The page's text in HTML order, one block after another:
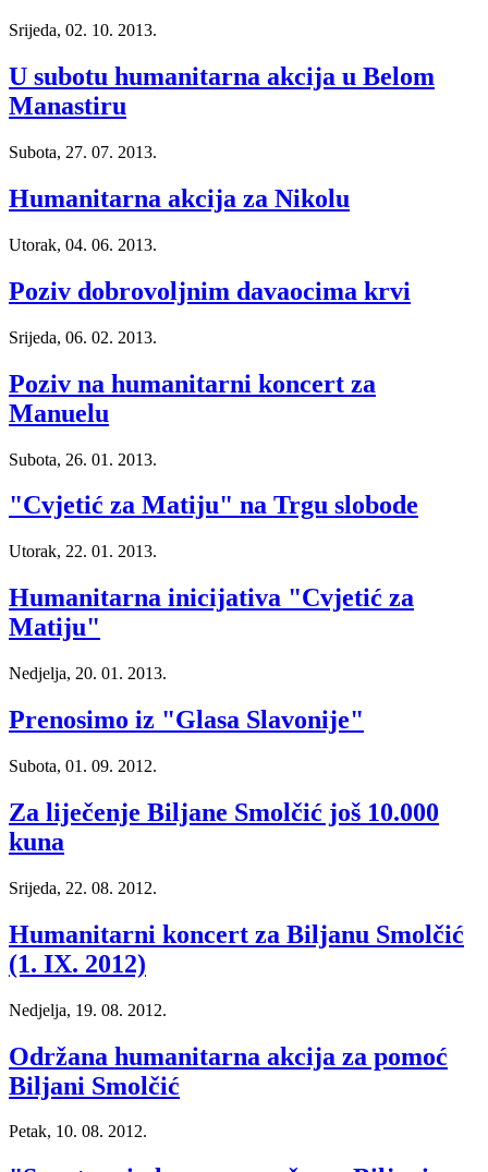
Srijeda, 02. 10. 2013.
U subotu humanitarna akcija u Belom
Manastiru
Subota, 27. 07. 2013.
Humanitarna akcija za Nikolu
Utorak, 04. 06. 2013.
Poziv dobrovoljnim davaocima krvi
Srijeda, 06. 02. 2013.
Poziv na humanitarni koncert za
Manuelu
Subota, 26. 01. 2013.
"Cvjetić za Matiju" na Trgu slobode
Utorak, 22. 01. 2013.
Humanitarna inicijativa "Cvjetić za
Matiju"
Nedjelja, 20. 01. 2013.
Prenosimo iz "Glasa Slavonije"
Subota, 01. 09. 2012.
Za liječenje Biljane Smolčić još 10.000
kuna
Srijeda, 22. 08. 2012.
Humanitarni koncert za Biljanu Smolčić
(1. IX. 2012)
Nedjelja, 19. 08. 2012.
Održana humanitarna akcija za pomoć
Biljani Smolčić
Petak, 10. 08. 2012.